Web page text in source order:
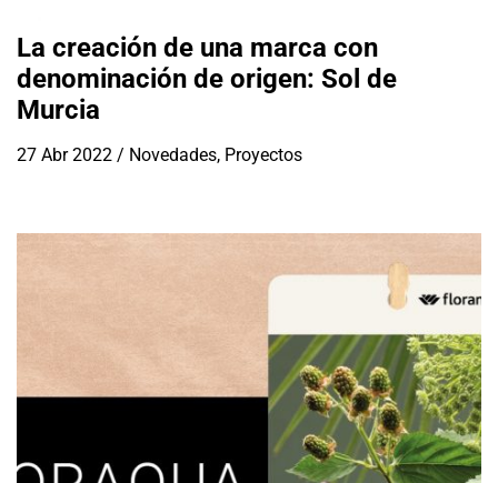
La creación de una marca con
denominación de origen: Sol de
Murcia
27 Abr 2022 / Novedades, Proyectos